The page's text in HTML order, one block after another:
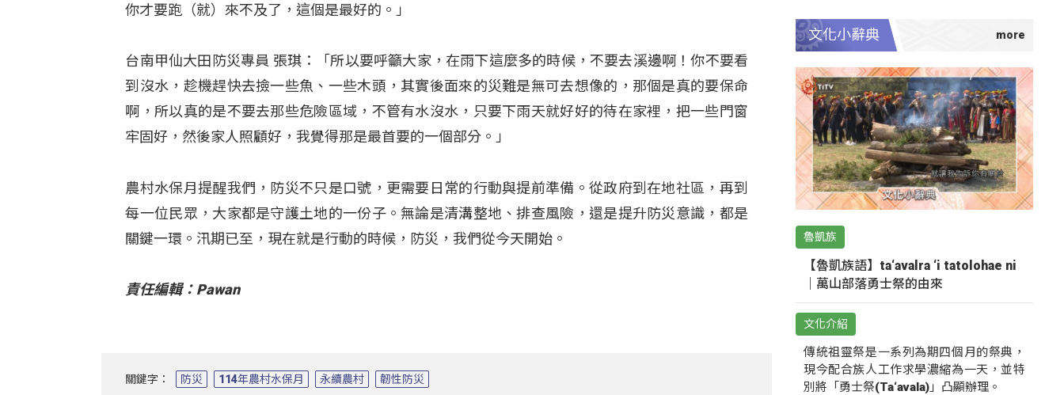
你才要跑（就）來不及了，這個是最好的。」
台南甲仙大田防災專員 張琪：「所以要呼籲大家，在雨下這麼多的時候，不要去溪邊啊！你不要看
到沒水，趁機趕快去撿一些魚、一些木頭，其實後面來的災難是無可去想像的，那個是真的要保命
啊，所以真的是不要去那些危險區域，不管有水沒水，只要下雨天就好好的待在家裡，把一些門窗
牢固好，然後家人照顧好，我覺得那是最首要的一個部分。」
農村水保月提醒我們，防災不只是口號，更需要日常的行動與提前準備。從政府到在地社區，再到
每一位民眾，大家都是守護土地的一份子。無論是清溝整地、排查風險，還是提升防災意識，都是
關鍵一環。汛期已至，現在就是行動的時候，防災，我們從今天開始。
責任編輯：Pawan
關鍵字： 防災 114年農村水保月 永續農村 韌性防災
文化小辭典
魯凱族
【魯凱族語】ta‘avalra ‘i tatolohae ni
｜萬山部落勇士祭的由來
文化介紹
傳統祖靈祭是一系列為期四個月的祭典，
現今配合族人工作求學濃縮為一天，並特
別將「勇士祭(Ta‘avala)」凸顯辦理。